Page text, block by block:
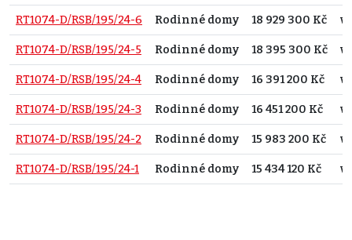
RT1074-D/RSB/195/24-6 Rodinné domy 18 929 300 Kč
RT1074-D/RSB/195/24-5 Rodinné domy 18 395 300 Kč
RT1074-D/RSB/195/24-4 Rodinné domy 16 391 200 Kč
RT1074-D/RSB/195/24-3 Rodinné domy 16 451 200 Kč
RT1074-D/RSB/195/24-2 Rodinné domy 15 983 200 Kč
RT1074-D/RSB/195/24-1 Rodinné domy 15 434 120 Kč